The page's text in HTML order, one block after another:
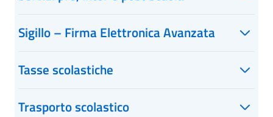
Sigillo – Firma Elettronica Avanzata
Tasse scolastiche
Trasporto scolastico